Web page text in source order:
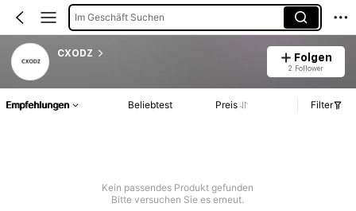
Im Geschäft Suchen
CXODZ Folgen
2 Follower
Empfehlungen Beliebtest Preis Filter
Kein passendes Produkt gefunden
Bitte versuchen Sie es erneut.